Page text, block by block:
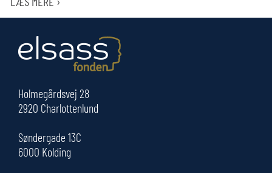
Holmegårdsvej 28
2920 Charlottenlund
Søndergade 13C
6000 Kolding